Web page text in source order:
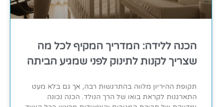
הכנה ללידה: המדריך המקיף לכל מה
שצריך לקנות לתינוק לפני שמגיע הביתה
תקופת ההיריון מלווה בהתרגשות רבה, אך גם בלא מעט
התארגנות לקראת בואו של הרך הנולד. הכנה נכונה